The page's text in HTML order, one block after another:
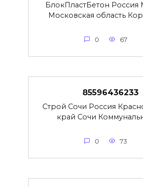
БлокПластБетон Россия
Московская область
0 67
85596436233
Строй Сочи Россия
край Сочи
0 73